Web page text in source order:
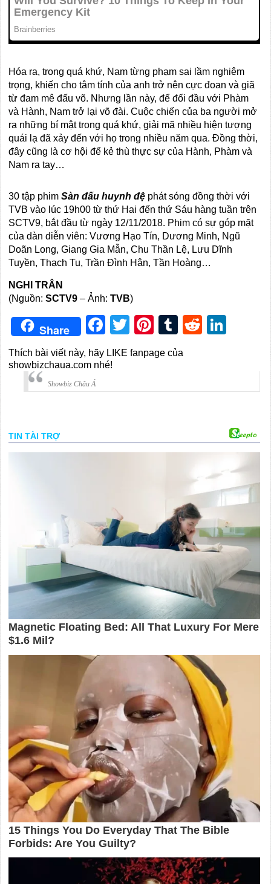
Hóa ra, trong quá khứ, Nam từng phạm sai lầm nghiêm
trọng, khiến cho tâm tính của anh trở nên cực đoan và giã
từ đam mê đấu võ. Nhưng lần này, để đối đầu với Phàm
và Hành, Nam trở lại võ đài. Cuộc chiến của ba người mở
ra những bí mật trong quá khứ, giải mã nhiều hiện tượng
quái lạ đã xảy đến với họ trong nhiều năm qua. Đồng thời,
đây cũng là cơ hội để kẻ thù thực sự của Hành, Phàm và
Nam ra tay…
30 tập phimSàn đấu huynh đệ phát sóng đồng thời với
TVB vào lúc 19h00 từ thứ Hai đến thứ Sáu hàng tuần trên
SCTV9, bắt đầu từ ngày 12/11/2018. Phim có sự góp mặt
của dàn diễn viên: Vương Hạo Tín, Dương Minh, Ngũ
Doãn Long, Giang Gia Mẫn, Chu Thần Lệ, Lưu Dĩnh
Tuyền, Thạch Tu, Trần Đình Hân, Tần Hoàng…
NGHI TRÂN
(Nguồn: SCTV9– Ảnh:TVB)
Share Facebook
TwitterPinterest
TumblrReddit
Thích bài viết này, hãy LIKE fanpage của
showbizchaua.com nhé!
Showbiz Châu Á